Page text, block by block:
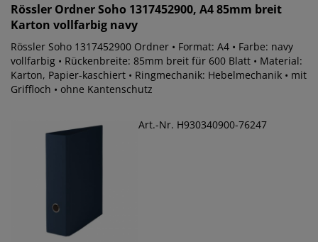
Rössler Ordner Soho 1317452900, A4 85mm breit
Karton vollfarbig navy
Rössler Soho 1317452900 Ordner • Format: A4 • Farbe: navy
vollfarbig • Rückenbreite: 85mm breit für 600 Blatt • Material:
Karton, Papier-kaschiert • Ringmechanik: Hebelmechanik • mit
Griffloch • ohne Kantenschutz
Art.-Nr. H930340900-76247